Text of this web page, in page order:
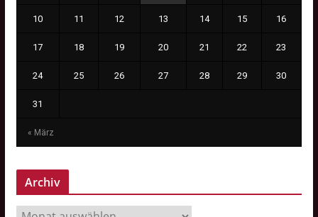
« März
10 11 12 13 14 15 16
17 18 19 20 21 22 23
24 25 26 27 28 29 30
31
Archiv